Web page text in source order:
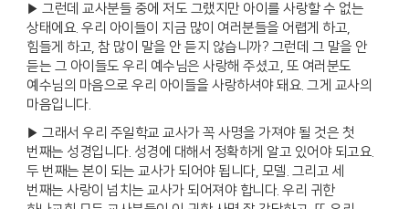
▶ 그런데 교사분들 중에 저도 그랬지만 아이를 사랑할 수 없는
상태에요. 우리 아이들이 지금 많이 여러분들을 어렵게 하고,
힘들게 하고, 참 많이 말을 안 듣지 않습니까? 그런데 그 말을 안
듣는 그 아이들도 우리 예수님은 사랑해 주셨고, 또 여러분도
예수님의 마음으로 우리 아이들을 사랑하셔야 돼요. 그게 교사의
마음입니다.
▶ 그래서 우리 주일학교 교사가 꼭 사명을 가져야 될 것은 첫
번째는 성경입니다. 성경에 대해서 정확하게 알고 있어야 되고요.
두 번째는 본이 되는 교사가 되어야 됩니다, 모델. 그리고 세
번째는 사랑이 넘치는 교사가 되어져야 합니다. 우리 귀한